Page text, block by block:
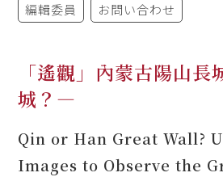
編輯委員 お問い合わせ
「遙觀」內蒙古陽山
城？—
Qin or Han Great Wall?
Images to Observe the